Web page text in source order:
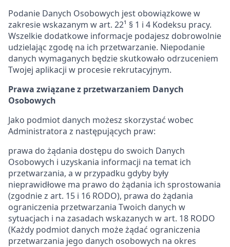
Podanie Danych Osobowych jest obowiązkowe w
zakresie wskazanym w art. 22¹ § 1 i 4 Kodeksu pracy.
Wszelkie dodatkowe informacje podajesz dobrowolnie
udzielając zgodę na ich przetwarzanie. Niepodanie
danych wymaganych będzie skutkowało odrzuceniem
Twojej aplikacji w procesie rekrutacyjnym.
Prawa związane z przetwarzaniem Danych
Osobowych
Jako podmiot danych możesz skorzystać wobec
Administratora z następujących praw:
prawa do żądania dostępu do swoich Danych
Osobowych i uzyskania informacji na temat ich
przetwarzania, a w przypadku gdyby były
nieprawidłowe ma prawo do żądania ich sprostowania
(zgodnie z art. 15 i 16 RODO), prawa do żądania
ograniczenia przetwarzania Twoich danych w
sytuacjach i na zasadach wskazanych w art. 18 RODO
(Każdy podmiot danych może żądać ograniczenia
przetwarzania jego danych osobowych na okres